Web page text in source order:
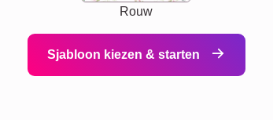
Rouw
Sjabloon kiezen & starten